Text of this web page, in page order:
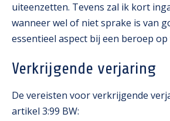
uiteenzetten. Tevens zal ik kort
wanneer wel of niet sprake is van
essentieel aspect bij een beroep
Verkrijgende verjaring
De vereisten voor verkrijgende
artikel 3:99 BW: